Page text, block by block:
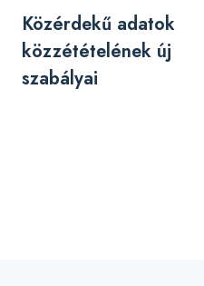
Közérdekű adatok
közzétételének új
szabályai